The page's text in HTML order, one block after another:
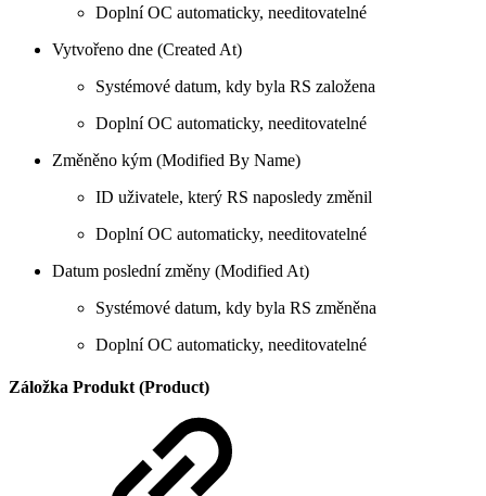
Doplní OC automaticky, needitovatelné
Vytvořeno dne (Created At)
Systémové datum, kdy byla RS založena
Doplní OC automaticky, needitovatelné
Změněno kým (Modified By Name)
ID uživatele, který RS naposledy změnil
Doplní OC automaticky, needitovatelné
Datum poslední změny (Modified At)
Systémové datum, kdy byla RS změněna
Doplní OC automaticky, needitovatelné
Záložka Produkt (Product)